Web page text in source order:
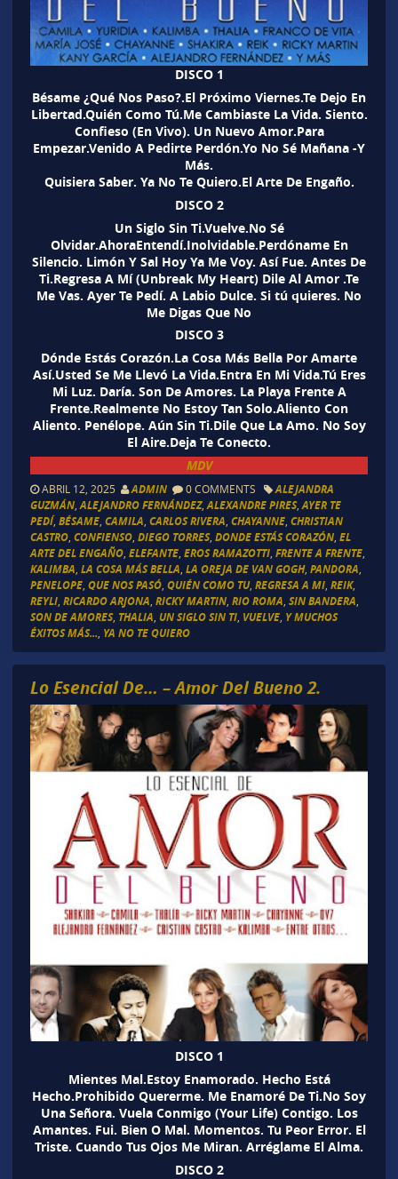
DISCO 1
Bésame ¿Qué Nos Paso?.El Próximo Viernes.Te Dejo En
Libertad.Quién Como Tú.Me Cambiaste La Vida. Siento.
Confieso (En Vivo). Un Nuevo Amor.Para
Empezar.Venido A Pedirte Perdón.Yo No Sé Mañana -Y
Más.
Quisiera Saber. Ya No Te Quiero.El Arte De Engaño.
DISCO 2
Un Siglo Sin Ti.Vuelve.No Sé
Olvidar.AhoraEntendí.Inolvidable.Perdóname En
Silencio. Limón Y Sal Hoy Ya Me Voy. Así Fue. Antes De
Ti.Regresa A Mí (Unbreak My Heart) Dile Al Amor .Te
Me Vas. Ayer Te Pedí. A Labio Dulce. Si tú quieres. No
Me Digas Que No
DISCO 3
Dónde Estás Corazón.La Cosa Más Bella Por Amarte
Así.Usted Se Me Llevó La Vida.Entra En Mi Vida.Tú Eres
Mi Luz. Daría. Son De Amores. La Playa Frente A
Frente.Realmente No Estoy Tan Solo.Aliento Con
Aliento. Penélope. Aún Sin Ti.Dile Que La Amo. No Soy
El Aire.Deja Te Conecto.
MDV
ABRIL 12, 2025 ADMIN 0 COMMENTS
ALEJANDRA
GUZMÁN, ALEJANDRO FERNÁNDEZ, ALEXANDRE PIRES, AYER TE
PEDÍ, BÉSAME, CAMILA CARLOS RIVERA CHAYANNE, CHRISTIAN
CASTRO, CONFIENSO, DIEGO TORRES, DONDE ESTÁS CORAZÓN, EL
ARTE DEL ENGAÑO, ELEFANTE, EROS RAMAZOTTI, FRENTE A FRENTE,
KALIMBA LA COSA MÁS BELLA LA OREJA DE VAN GOGH, PANDORA
PENELOPE, QUE NOS PASÓ, QUIÉN COMO TU, REGRESA A MI, REIK,
REYLI, RICARDO ARJONA RICKY MARTIN, RIO ROMA SIN BANDERA
SON DE AMORES, THALIA UN SIGLO SIN TI, VUELVE, Y MUCHOS
ÉXITOS MÁS... YA NO TE QUIERO
Lo Esencial De… – Amor Del Bueno 2.
DISCO 1
Mientes Mal.Estoy Enamorado. Hecho Está
Hecho.Prohibido Quererme. Me Enamoré De Ti.No Soy
Una Señora. Vuela Conmigo (Your Life) Contigo. Los
Amantes. Fui. Bien O Mal. Momentos. Tu Peor Error. El
Triste. Cuando Tus Ojos Me Miran. Arréglame El Alma.
DISCO 2